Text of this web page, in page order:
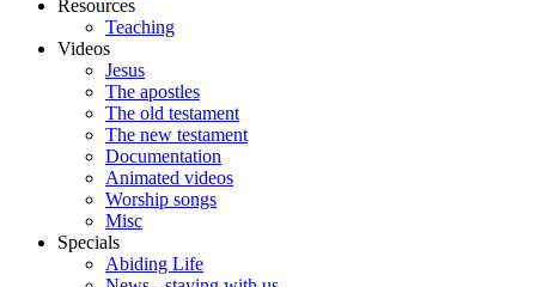
Resources
Teaching
Videos
Jesus
The apostles
The old testament
The new testament
Documentation
Animated videos
Worship songs
Misc
Specials
Abiding Life